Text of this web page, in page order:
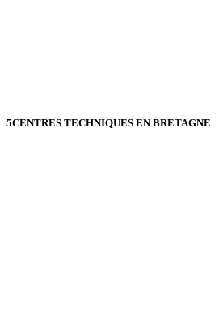
5CENTRES TECHNIQUES EN BRETAGNE